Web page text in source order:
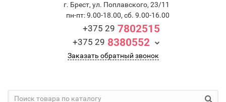
г. Брест, ул. Поплавского, 23/11
пн-пт: 9.00-18.00, сб. 9.00-16.00
+375 29 7802515
+375 29 8380552
Заказать обратный звонок